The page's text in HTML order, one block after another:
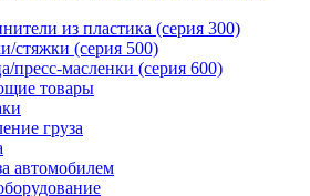
из пластика (серия 300)
стяжки (серия 500)
пресс-масленки (серия 600)
товары
груза
автомобилем